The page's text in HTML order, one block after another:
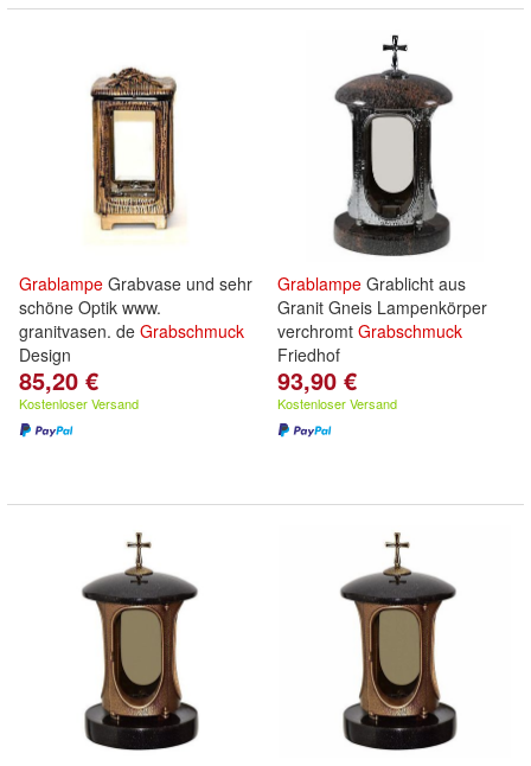
Grablampe Grabvase und sehr
schöne Optik www.
granitvasen. de Grabschmuck
Design
85,20 €
Kostenloser Versand
Grablampe Grablicht aus
Granit Gneis Lampenkörper
verchromt Grabschmuck
Friedhof
93,90 €
Kostenloser Versand